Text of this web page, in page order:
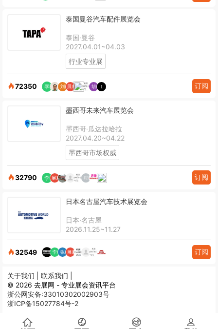
泰国曼谷汽车配件展览会
泰国·曼谷
2027.04.01~04.03
行业专业展
72350 订阅
墨西哥未来汽车展览会
墨西哥·瓜达拉哈拉
2027.04.20~04.22
墨西哥市场权威
32790 订阅
日本名古屋汽车技术展览会
日本·名古屋
2026.11.25~11.27
32549 订阅
关于我们 | 联系我们 |
© 2026 去展网 - 专业展会资讯平台
浙公网安备:33010302002903号
浙ICP备15027784号-2